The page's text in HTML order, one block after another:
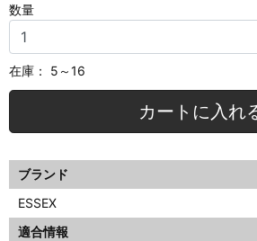
数量
在庫： 5～16
カートに入れ
ブランド
ESSEX
適合情報